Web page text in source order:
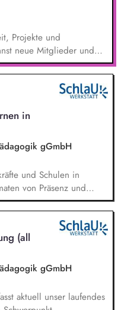
Projekte und
neue Mitglieder und
und Naturschutz. Du
und Klimaschutz nach
Kampagnen
das Sammeln von
in
gGmbH
und Schulen in
von Präsenz und
Tagen und erstellst
schlau-lernen.org.
dabei auf den
und
(all
gGmbH
aktuell unser laufendes